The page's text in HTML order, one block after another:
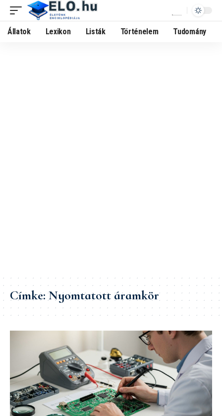
Állatok Lexikon Listák Történelem Tudomány
Címke:Nyomtatott áramkör